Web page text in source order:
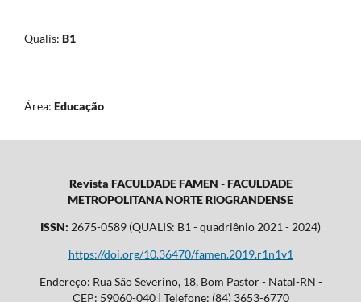
Qualis: B1
Área: Educação
Revista FACULDADE FAMEN - FACULDADE
METROPOLITANA NORTE RIOGRANDENSE
ISSN: 2675-0589 (QUALIS: B1 - quadriênio 2021 - 2024)
https://doi.org/10.36470/famen.2019.r1n1v1
Endereço: Rua São Severino, 18, Bom Pastor - Natal-RN -
CEP: 59060-040 | Telefone: (84) 3653-6770